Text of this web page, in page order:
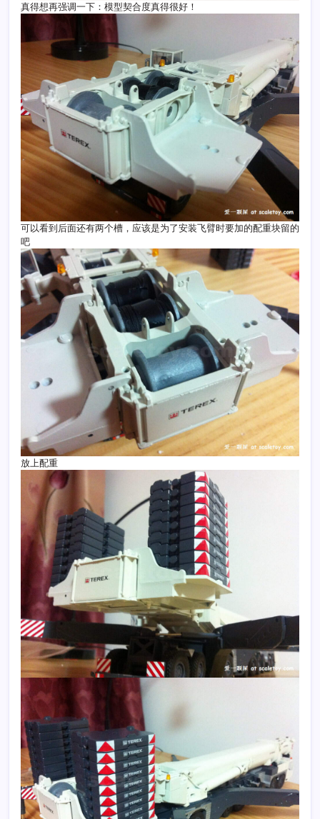
真得想再强调一下：模型契合度真得很好！
可以看到后面还有两个槽，应该是为了安装飞臂时要加的配重块留的
吧
放上配重